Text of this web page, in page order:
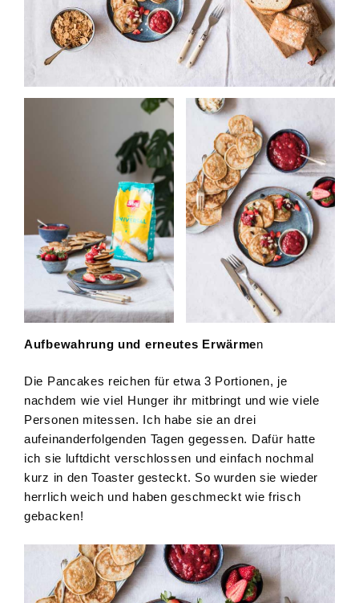
Aufbewahrung und erneutes Erwärmen
Die Pancakes reichen für etwa 3 Portionen, je
nachdem wie viel Hunger ihr mitbringt und wie viele
Personen mitessen. Ich habe sie an drei
aufeinanderfolgenden Tagen gegessen. Dafür hatte
ich sie luftdicht verschlossen und einfach nochmal
kurz in den Toaster gesteckt. So wurden sie wieder
herrlich weich und haben geschmeckt wie frisch
gebacken!